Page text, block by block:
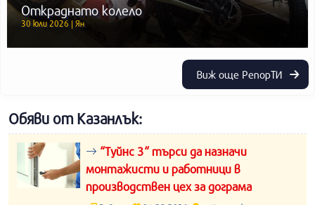
Откраднато колело
30 юли 2026 | Ян
Виж още РепорТИ
Обяви от Казанлък:
“Туйнс 3“ търси да назначи
монтажисти и работници в
производствен цех за дограма